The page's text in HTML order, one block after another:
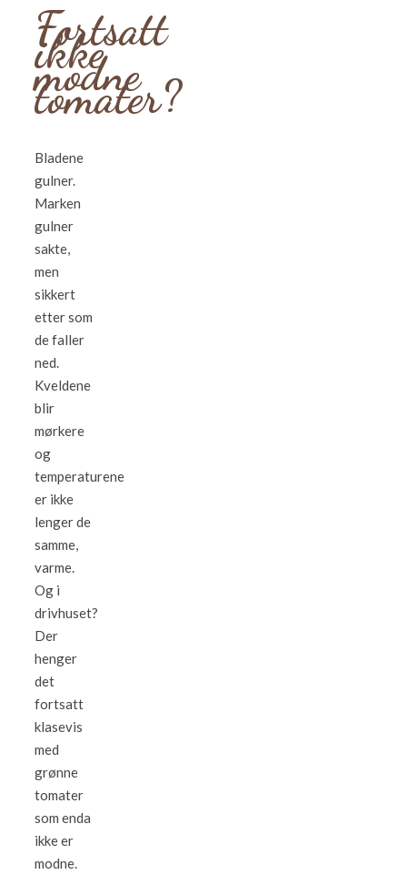
Fortsatt
ikke
modne
tomater?
Bladene
gulner.
Marken
gulner
sakte,
men
sikkert
etter som
de faller
ned.
Kveldene
blir
mørkere
og
temperaturene
er ikke
lenger de
samme,
varme.
Og i
drivhuset?
Der
henger
det
fortsatt
klasevis
med
grønne
tomater
som enda
ikke er
modne.